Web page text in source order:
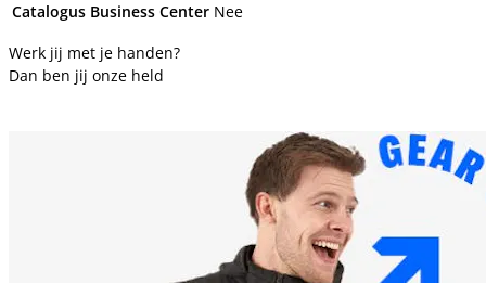
Catalogus Business Center Nee
Werk jij met je handen?
Dan ben jij onze held